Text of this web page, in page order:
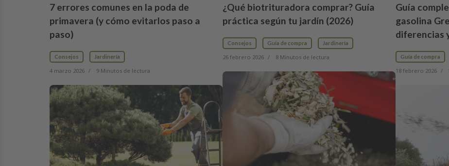
7 errores comunes en la poda de
primavera (y cómo evitarlos paso a
paso)
Consejos Jardinería
4 marzo 2026 9 Minutos de lectura
¿Qué biotrituradora comprar? Guía
práctica según tu jardín (2026)
Consejos Guía de compra Jardinería
26 febrero 2026 8 Minutos de lectura
Guía
gasolina
diferencias
Guía de compra
18 febrero 2026